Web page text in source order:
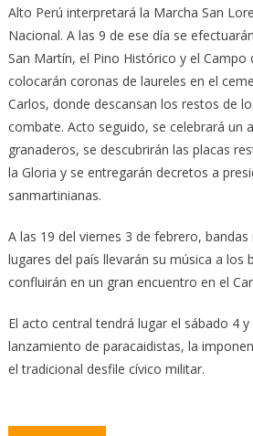
Alto Perú interpretará la Marcha San
Nacional. A las 9 de ese día se
San Martín, el Pino Histórico y el Campo
colocarán coronas de laureles en el
Carlos, donde descansan los restos de
combate. Acto seguido, se celebrará un
granaderos, se descubrirán las placas
la Gloria y se entregarán decretos a
sanmartinianas.
A las 19 del viernes 3 de febrero,
lugares del país llevarán su música a los
confluirán en un gran encuentro en el
El acto central tendrá lugar el sábado 4
lanzamiento de paracaidistas, la
el tradicional desfile cívico militar.